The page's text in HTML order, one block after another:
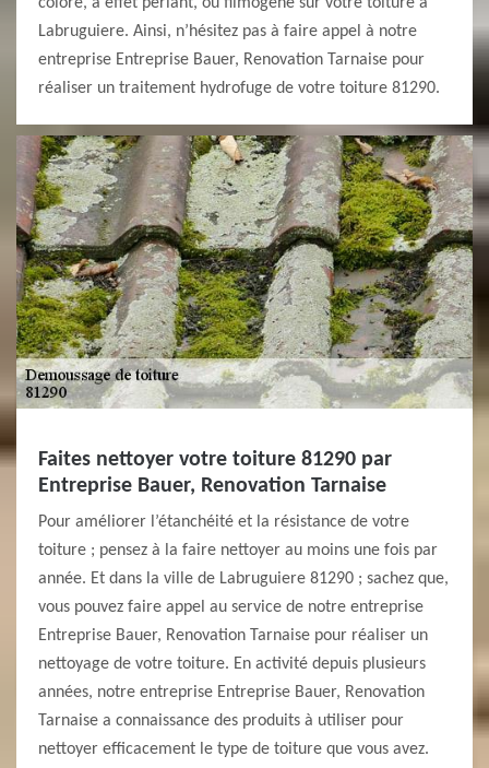
Labruguiere. Ainsi, n’hésitez pas à faire appel à notre
entreprise Entreprise Bauer, Renovation Tarnaise pour
réaliser un traitement hydrofuge de votre toiture 81290.
Faites nettoyer votre toiture 81290 par
Entreprise Bauer, Renovation Tarnaise
Pour améliorer l’étanchéité et la résistance de votre
toiture ; pensez à la faire nettoyer au moins une fois par
année. Et dans la ville de Labruguiere 81290 ; sachez que,
vous pouvez faire appel au service de notre entreprise
Entreprise Bauer, Renovation Tarnaise pour réaliser un
nettoyage de votre toiture. En activité depuis plusieurs
années, notre entreprise Entreprise Bauer, Renovation
Tarnaise a connaissance des produits à utiliser pour
nettoyer efficacement le type de toiture que vous avez.